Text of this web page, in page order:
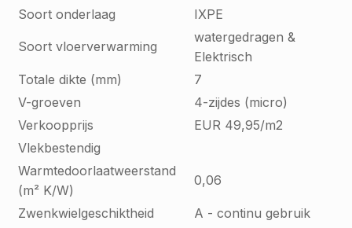
Soort onderlaag
IXPE
Soort vloerverwarming
watergedragen &
Elektrisch
Totale dikte (mm)
7
V-groeven
4-zijdes (micro)
Verkoopprijs
EUR 49,95/m2
Vlekbestendig
Warmtedoorlaatweerstand
(m² K/W)
0,06
Zwenkwielgeschiktheid A - continu gebruik